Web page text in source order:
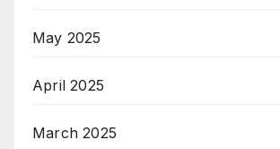
May 2025
April 2025
March 2025